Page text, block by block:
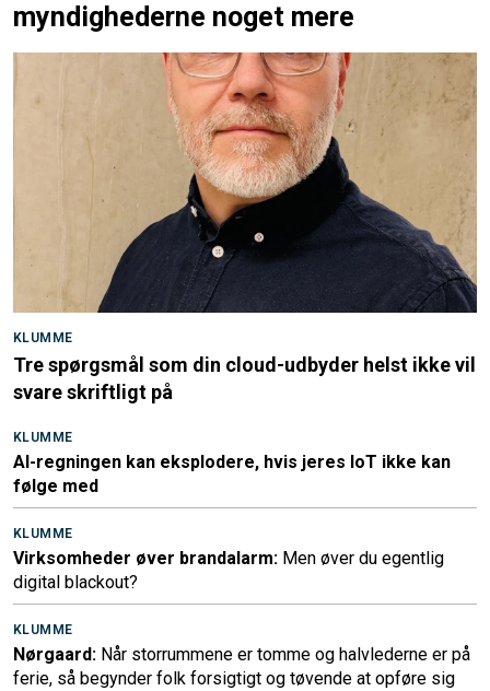
myndighederne noget mere
KLUMME
Tre spørgsmål som din cloud-udbyder helst ikke vil
svare skriftligt på
KLUMME
AI-regningen kan eksplodere, hvis jeres IoT ikke kan
følge med
KLUMME
Virksomheder øver brandalarm: Men øver du egentlig
digital blackout?
KLUMME
Nørgaard: Når storrummene er tomme og halvlederne er på
ferie, så begynder folk forsigtigt og tøvende at opføre sig